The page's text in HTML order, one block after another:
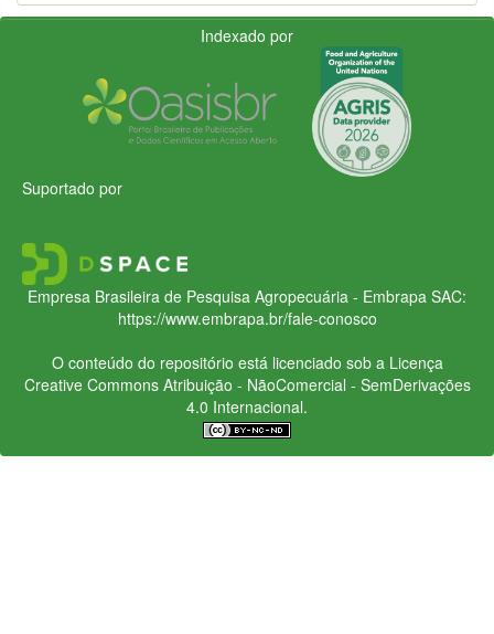
Indexado por
Suportado por
Empresa Brasileira de Pesquisa Agropecuária - Embrapa SAC:
https://www.embrapa.br/fale-conosco
O conteúdo do repositório está licenciado sob a Licença
Creative CommonsAtribuição - NãoComercial - SemDerivações
4.0 Internacional.